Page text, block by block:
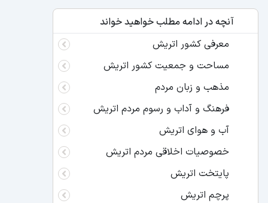
آنچه در ادامه مطلب خواهید خواند
معرفی کشور اتریش
مساحت و جمعیت کشور اتریش
مذهب و زبان مردم
فرهنگ و آداب‌ و رسوم مردم اتریش
آب و هوای اتریش
خصوصیات اخلاقی مردم اتریش
پایتخت اتریش
پرچم اتریش